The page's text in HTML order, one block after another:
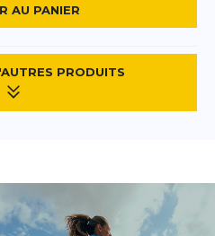
AU PANIER
PRODUITS